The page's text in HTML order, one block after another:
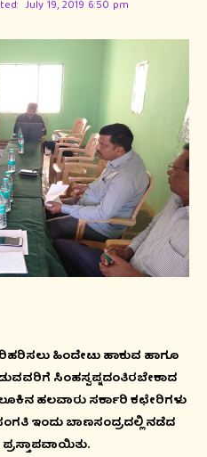
July 19, 2019 6:50 pm
ಹಿಂದೇಟು ಹಾಕುವ ಹಾಗೂ
ಸಿಂಹಸ್ವಪ್ನದಂತಿರಬೇಕಾದ
ಹಲವಾರು ಸರ್ಕಾರಿ ಕಛೇರಿಗಳು
ಇಂದು ಬಾಣಸಂದ್ರದಲ್ಲಿ ನಡೆದ